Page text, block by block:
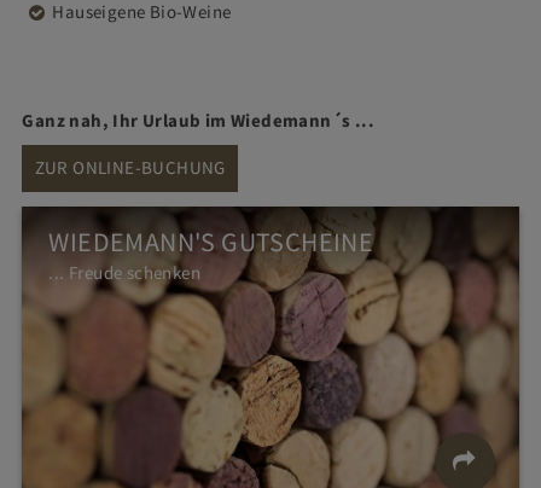
Hauseigene Bio-Weine
Ganz nah, Ihr Urlaub im Wiedemann´s ...
ZUR ONLINE-BUCHUNG
WIEDEMANN'S GUTSCHEINE
... Freude schenken